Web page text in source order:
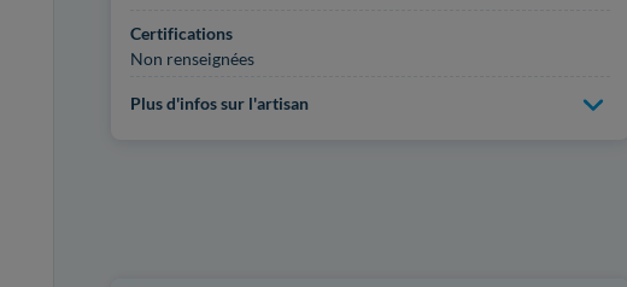
Certifications
Non renseignées
Plus d'infos sur l'artisan